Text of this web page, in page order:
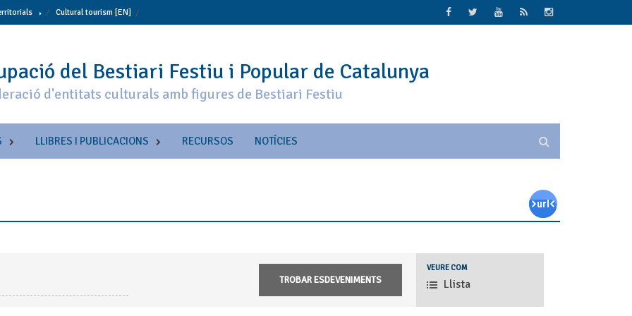
Cultural tourism [EN]
del Bestiari Festiu i Popular de Catalunya
d'entitats culturals amb figures de Bestiari Festiu
LLIBRES I PUBLICACIONS RECURSOS NOTÍCIES
Navegació
de
vistes
VEURE COM
Llista